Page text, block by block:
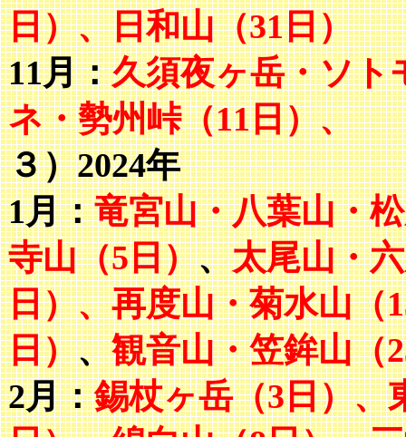
日）、日和山（31日）
11月：久須夜ヶ岳・ソト
ネ・勢州峠（11日）、
３）2024年
1月：竜宮山・八葉山・
寺山（5日）、太尾山・
日）、再度山・菊水山（
日）、観音山・笠鉾山（
2月：錫杖ヶ岳（3日）、